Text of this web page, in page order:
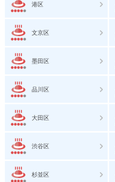
港区
文京区
墨田区
品川区
大田区
渋谷区
杉並区